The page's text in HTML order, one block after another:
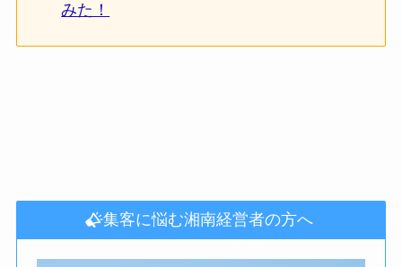
みた！
集客に悩む湘南経営者の方へ